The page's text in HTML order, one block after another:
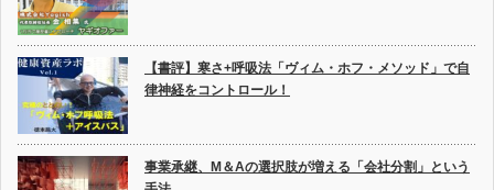
【書評】寒さ+呼吸法「ヴィム・ホフ・メソッド」で自
律神経をコントロール！
事業承継、M＆Aの選択肢が増える「会社分割」という